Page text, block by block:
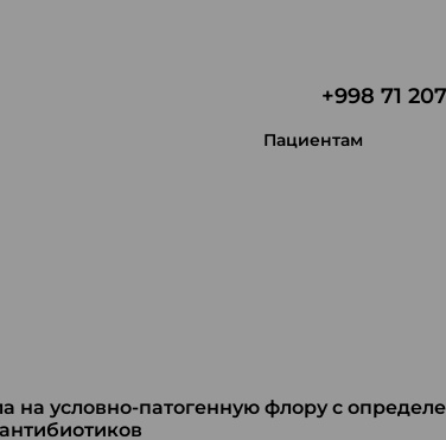
+998 71
Пациентам
на условно-патогенную флору с